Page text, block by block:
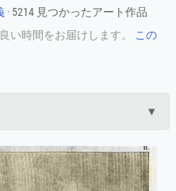
· 5214 見つかったアート作品
い時間をお届けします。
この